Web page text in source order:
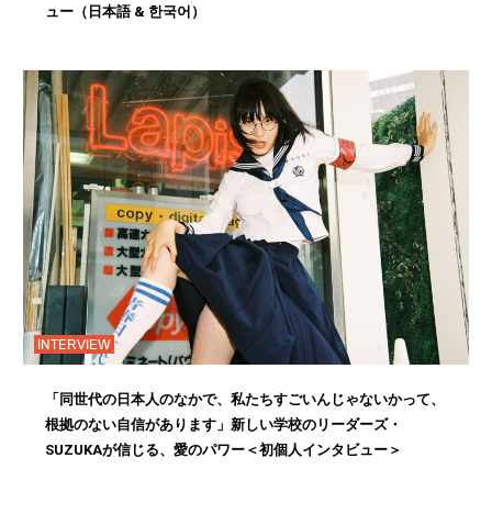
ュー（日本語 & 한국어）
INTERVIEW
「同世代の日本人のなかで、私たちすごいんじゃないかって、
根拠のない自信があります」新しい学校のリーダーズ・
SUZUKAが信じる、愛のパワー＜初個人インタビュー＞